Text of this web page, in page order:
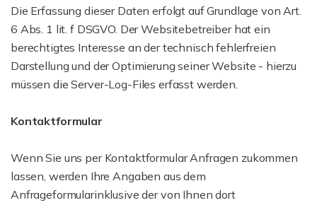
Die Erfassung dieser Daten erfolgt auf Grundlage von Art.
6 Abs. 1 lit. f DSGVO. Der Websitebetreiber hat ein
berechtigtes Interesse an der technisch fehlerfreien
Darstellung und der Optimierung seiner Website - hierzu
müssen die Server-Log-Files erfasst werden.
Kontaktformular
Wenn Sie uns per Kontaktformular Anfragen zukommen
lassen, werden Ihre Angaben aus dem
Anfrageformularinklusive der von Ihnen dort